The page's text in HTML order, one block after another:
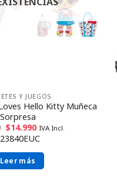
Y JUEGOS
Hello Kitty Muñeca
Sorpresa
$14.990 IVA Incl.
Leer más